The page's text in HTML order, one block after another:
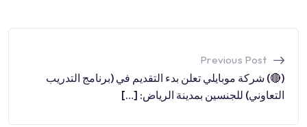
Previous Post
(🔴) شركة موبايلي تعلن بدء التقديم في (برنامج التدريب
التعاوني) للجنسين بمدينة الرياض: […]